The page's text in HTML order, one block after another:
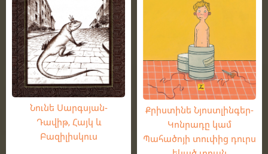
Նունե Սարգսյան-
Դավիթ, Հայկ և
Բազիլիսկուս
Քրիստինե Նյոստլինգեր-
Կոնրադը կամ
Պահածոյի տուփից դուրս